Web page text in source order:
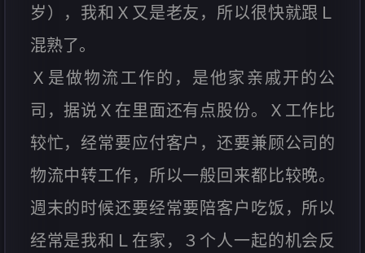
岁），我和Ｘ又是老友，所以很快就跟Ｌ
混熟了。
Ｘ是做物流工作的，是他家亲戚开的公
司，据说Ｘ在里面还有点股份。Ｘ工作比
较忙，经常要应付客户，还要兼顾公司的
物流中转工作，所以一般回来都比较晚。
週末的时候还要经常要陪客户吃饭，所以
经常是我和Ｌ在家，３个人一起的机会反